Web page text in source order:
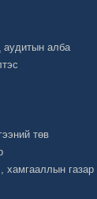
аудитын алба
төв
хамгааллын газар